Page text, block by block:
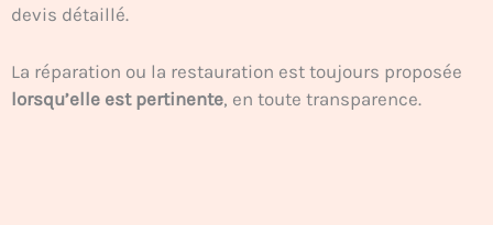
devis détaillé.
La réparation ou la restauration est toujours proposée
lorsqu’elle est pertinente, en toute transparence.